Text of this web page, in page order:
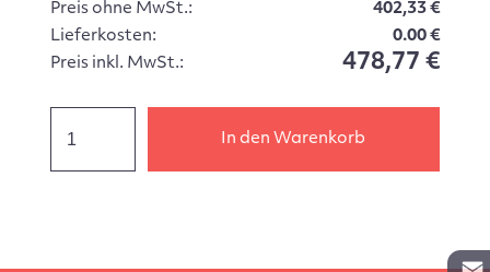
Preis ohne MwSt.:
402,33 €
Lieferkosten:
0.00 €
Preis inkl. MwSt.:
478,77 €
In den Warenkorb